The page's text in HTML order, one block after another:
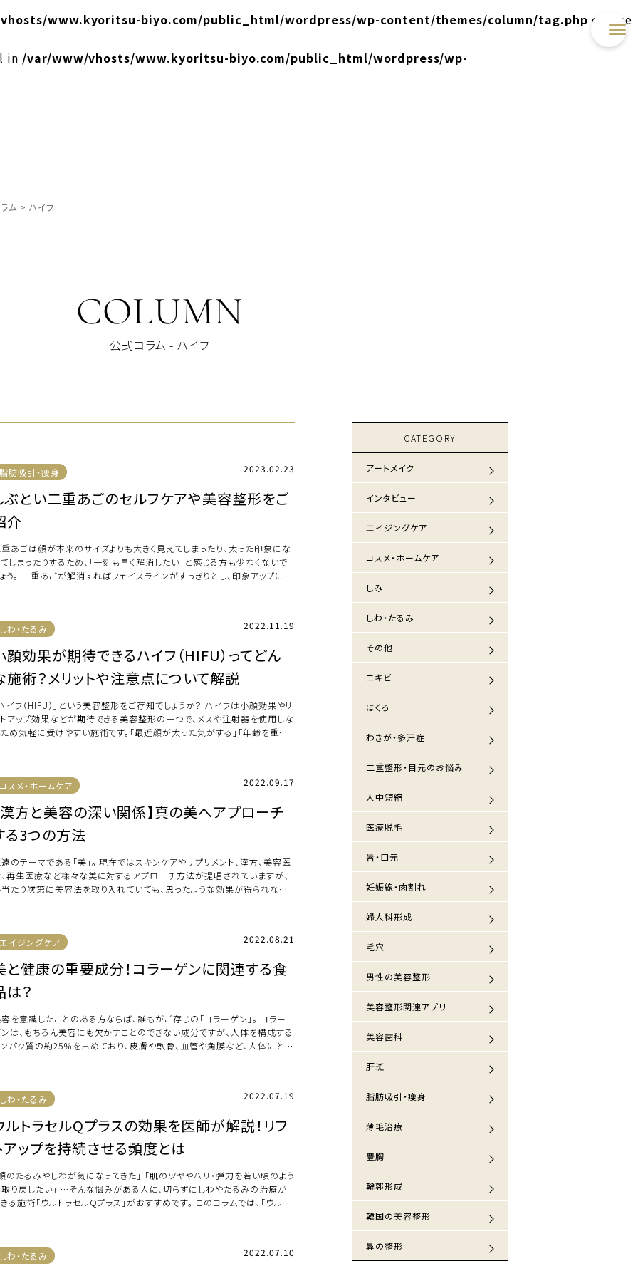
www.kyoritsu-biyo.com/public_html/wordpress/wp-content/themes/column/tag.php on line
in /var/www/vhosts/www.kyoritsu-biyo.com/public_html/wordpress/wp-
ム > ハイフ
COLUMN
公式コラム - ハイフ
脂肪吸引・痩身 2023.02.23
ぶとい二重あごのセルフケアや美容整形をご
介
あごは顔が本来のサイズよりも大きく見えてしまったり、太った印象にな
しまったりするため、「一刻も早く解消したい」と感じる方も少なくないで
う。 二重あごが解消すればフェイスラインがすっきりとし、印象アップにも
しわ・たるみ 2022.11.19
顔効果が期待できるハイフ（HIFU）ってどん
施術？メリットや注意点について解説
イフ（HIFU）」という美容整形をご存知でしょうか？ ハイフは小顔効果やリ
アップ効果などが期待できる美容整形の一つで、メスや注射器を使用しな
め気軽に受けやすい施術です。「最近顔が太った気がする」「年齢を重ね
コスメ・ホームケア 2022.09.17
漢方と美容の深い関係】真の美へアプローチ
る3つの方法
のテーマである「美」。 現在ではスキンケアやサプリメント、漢方、美容医
再生医療など様々な美に対するアプローチ方法が提唱されていますが、
たり次第に美容法を取り入れていても、思ったような効果が得られない
エイジングケア 2022.08.21
と健康の重要成分！コラーゲンに関連する食
は？
を意識したことのある方ならば、誰もがご存じの「コラーゲン」。 コラー
は、もちろん美容にも欠かすことのできない成分ですが、人体を構成する
パク質の約25％を占めており、皮膚や軟骨、血管や角膜など、人体にとっ
しわ・たるみ 2022.07.19
ルトラセルQプラスの効果を医師が解説！リフ
アップを持続させる頻度とは
のたるみやしわが気になってきた」 「肌のツヤやハリ・弾力を若い頃のよう
り戻したい」 …そんな悩みがある人に、切らずにしわやたるみの治療が
る施術「ウルトラセルQプラス」がおすすめです。 このコラムでは、「ウルト
しわ・たるみ 2022.07.10
CATEGORY
アートメイク
インタビュー
エイジングケア
コスメ・ホームケア
しみ
しわ・たるみ
その他
ニキビ
ほくろ
わきが・多汗症
二重整形・目元のお悩み
人中短縮
医療脱毛
唇・口元
妊娠線・肉割れ
婦人科形成
毛穴
男性の美容整形
美容整形関連アプリ
美容歯科
肝斑
脂肪吸引・痩身
薄毛治療
豊胸
輪郭形成
韓国の美容整形
鼻の整形